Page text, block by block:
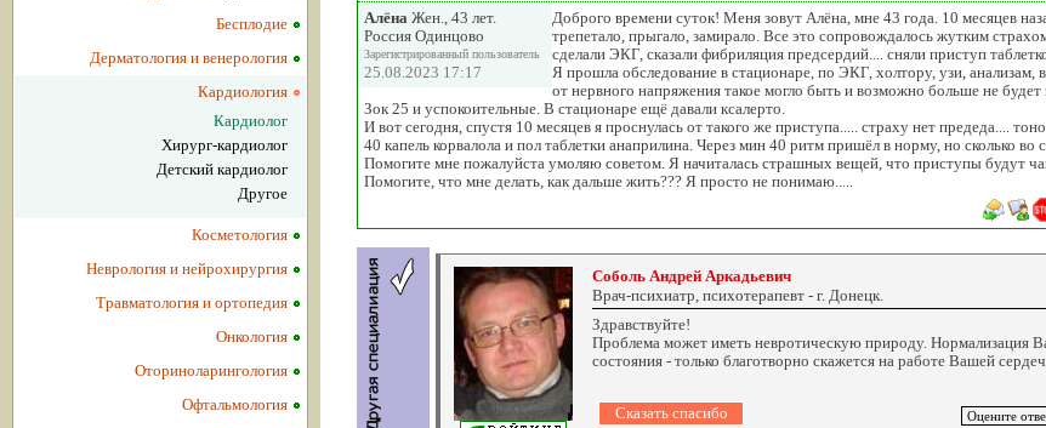
Алёна Жен., 43 лет.
Россия Одинцово
Зарегистрированный пользователь
25.08.2023 17:17
Доброго времени суток! Меня зовут Алёна, мне 43 года. 10 месяцев
трепетало, прыгало, замирало. Все это сопровождалось жутким
сделали ЭКГ, сказали фибриляция предсердий.... сняли приступ
Я прошла обследование в стационаре, по ЭКГ, холтору, узи, анализам,
от нервного напряжения такое могло быть и возможно больше не
Зок 25 и успокоительные. В стационаре ещё давали ксалерто.
И вот сегодня, спустя 10 месяцев я проснулась от такого же приступа..... страху нет предеда....
40 капель корвалола и пол таблетки анаприлина. Через мин 40 ритм пришёл в норму, но сколько во
Помогите мне пожалуйста умоляю советом. Я начиталась страшных вещей, что приступы будут
Помогите, что мне делать, как дальше жить??? Я просто не понимаю.....
Соболь Андрей Аркадьевич
Врач-психиатр, психотерапевт - г. Донецк.
Здравствуйте!
Проблема может иметь невротическую природу. Нормализация
состояния - только благотворно скажется на работе Вашей
Бесплодие
Дерматология и венерология
Кардиология
Кардиолог
Хирург-кардиолог
Детский кардиолог
Другое
Косметология
Неврология и нейрохирургия
Травматология и ортопедия
Онкология
Оториноларингология
Офтальмология